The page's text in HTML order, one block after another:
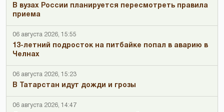
В вузах России планируется пересмотреть правила
приема
06 августа 2026, 15:55
13-летний подросток на питбайке попал в аварию в
Челнах
06 августа 2026, 15:23
В Татарстан идут дожди и грозы
06 августа 2026, 14:47